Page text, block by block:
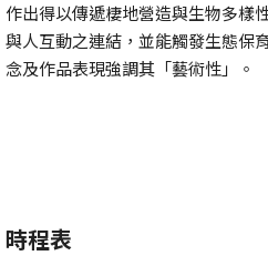
作出得以傳遞棲地營造與生物多樣
與人互動之連結，並能觸發生態保
念及作品表現強調其「藝術性」。
時程表